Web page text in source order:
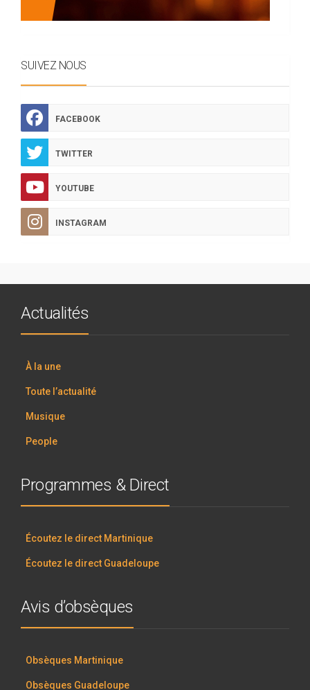
SUIVEZ NOUS
FACEBOOK
TWITTER
YOUTUBE
INSTAGRAM
Actualités
À la une
Toute l’actualité
Musique
People
Programmes & Direct
Écoutez le direct Martinique
Écoutez le direct Guadeloupe
Avis d’obsèques
Obsèques Martinique
Obsèques Guadeloupe